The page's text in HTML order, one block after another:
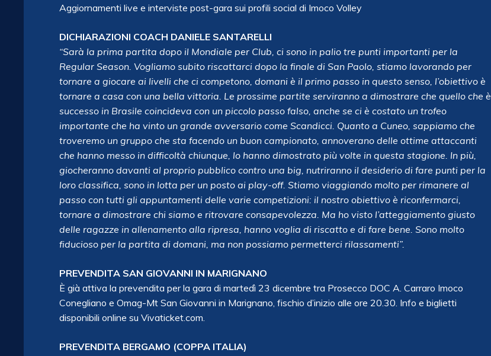
Aggiornamenti live e interviste post-gara sui profili social di Imoco Volley
DICHIARAZIONI COACH DANIELE SANTARELLI
“Sarà la prima partita dopo il Mondiale per Club, ci sono in palio tre punti importanti per la
Regular Season. Vogliamo subito riscattarci dopo la finale di San Paolo, stiamo lavorando per
tornare a giocare ai livelli che ci competono, domani è il primo passo in questo senso, l’obiettivo è
tornare a casa con una bella vittoria. Le prossime partite serviranno a dimostrare che quello che è
successo in Brasile coincideva con un piccolo passo falso, anche se ci è costato un trofeo
importante che ha vinto un grande avversario come Scandicci. Quanto a Cuneo, sappiamo che
troveremo un gruppo che sta facendo un buon campionato, annoverano delle ottime attaccanti
che hanno messo in difficoltà chiunque, lo hanno dimostrato più volte in questa stagione. In più,
giocheranno davanti al proprio pubblico contro una big, nutriranno il desiderio di fare punti per la
loro classifica, sono in lotta per un posto ai play-off. Stiamo viaggiando molto per rimanere al
passo con tutti gli appuntamenti delle varie competizioni: il nostro obiettivo è riconfermarci,
tornare a dimostrare chi siamo e ritrovare consapevolezza. Ma ho visto l’atteggiamento giusto
delle ragazze in allenamento alla ripresa, hanno voglia di riscatto e di fare bene. Sono molto
fiducioso per la partita di domani, ma non possiamo permetterci rilassamenti”.
PREVENDITA SAN GIOVANNI IN MARIGNANO
È già attiva la prevendita per la gara di martedì 23 dicembre tra Prosecco DOC A. Carraro Imoco
Conegliano e Omag-Mt San Giovanni in Marignano, fischio d’inizio alle ore 20.30. Info e biglietti
disponibili online su Vivaticket.com.
PREVENDITA BERGAMO (COPPA ITALIA)